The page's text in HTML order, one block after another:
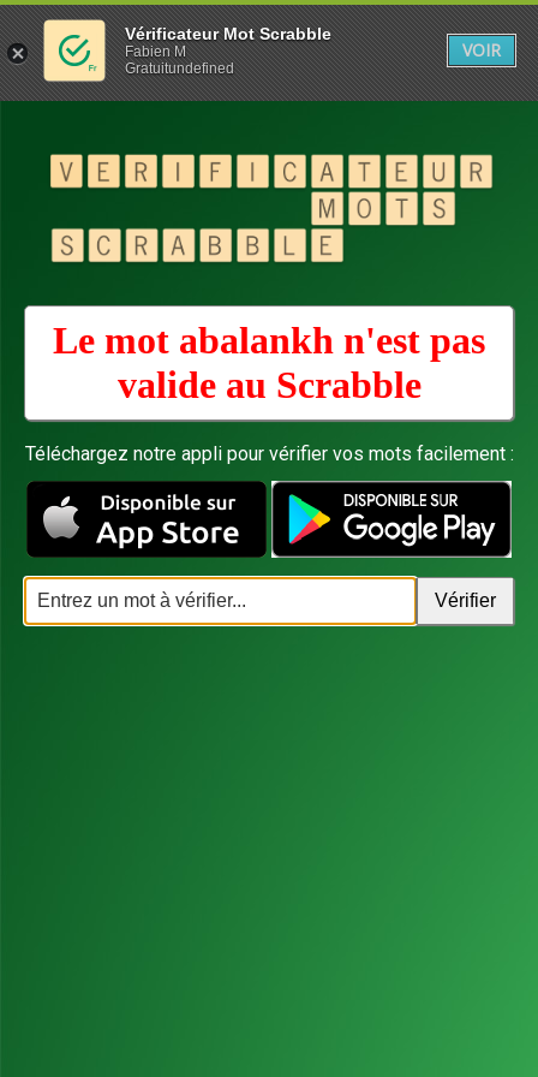
Le mot abalankh n'est pas
valide au Scrabble
Téléchargez notre appli pour vérifier vos mots facilement :
Vérificateur Mot Scrabble
Fabien M
Gratuitundefined
VOIR